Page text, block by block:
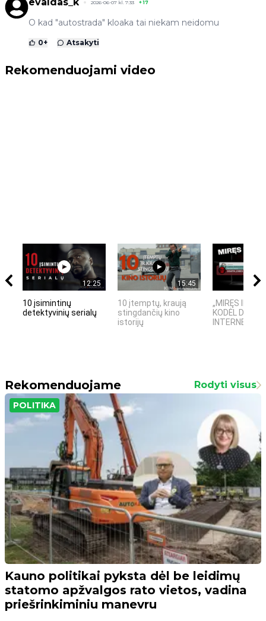
2026-06-07 kl. 7:33 +17
O kad "autostrada" kloaka tai niekam neidomu
0+ Atsakyti
Rekomenduojami video
12:25
10 įsimintinų
detektyvinių serialų
15:45
10 įtemptų, kraują
stingdančių kino
istorijų
„MIRĘS
KODĖL
INTERNETO
Rekomenduojame Rodyti visus
POLITIKA
Kauno politikai pyksta dėl be leidimų
statomo apžvalgos rato vietos, vadina
priešrinkiminiu manevru